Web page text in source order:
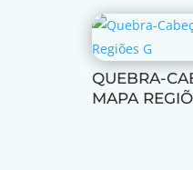
QUEBRA-
MAPA